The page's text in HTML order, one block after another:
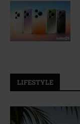
LIFESTYLE